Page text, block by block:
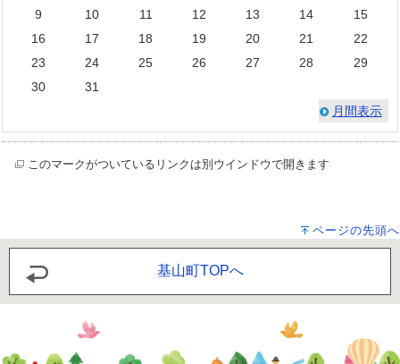
9
10 11 12 13 14
15
16
17 18 19 20 21
22
23
24 25 26 27 28
29
30
31
月間表示
このマークがついているリンクは別ウインドウで開きます
ページの先頭へ
基山町TOPへ